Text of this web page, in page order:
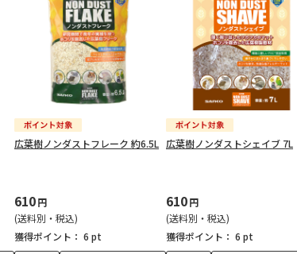
広葉樹ノンダストフレーク 約6.5L
610円
(送料別・税込)
獲得ポイント： 6 pt
広葉樹ノンダストシェイブ 7L
610円
(送料別・税込)
獲得ポイント： 6 pt